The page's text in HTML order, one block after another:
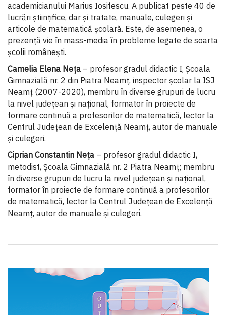
academicianului Marius Iosifescu. A publicat peste 40 de
lucrări științifice, dar și tratate, manuale, culegeri și
articole de matematică școlară. Este, de asemenea, o
prezență vie în mass-media în probleme legate de soarta
școlii românești.
Camelia Elena Neța – profesor gradul didactic I, Şcoala
Gimnazială nr. 2 din Piatra Neamţ, inspector şcolar la ISJ
Neamț (2007-2020), membru în diverse grupuri de lucru
la nivel judeţean şi naţional, formator în proiecte de
formare continuă a profesorilor de matematică, lector la
Centrul Județean de Excelență Neamț, autor de manuale
și culegeri.
Ciprian Constantin Neța – profesor gradul didactic I,
metodist, Şcoala Gimnazială nr. 2 Piatra Neamţ; membru
în diverse grupuri de lucru la nivel judeţean şi naţional,
formator în proiecte de formare continuă a profesorilor
de matematică, lector la Centrul Județean de Excelență
Neamț, autor de manuale și culegeri.